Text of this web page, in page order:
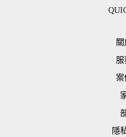
服
案
隱